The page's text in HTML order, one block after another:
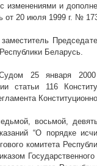
и
от 20 июля 1999 г. №
Беларусь.
Судом 25 января
статьи 116
восьмой,
“О порядке
комитета
Государственного